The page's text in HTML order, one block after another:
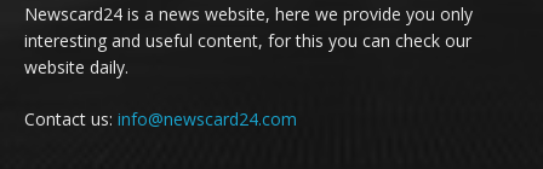
Newscard24 is a news website, here we provide you only
interesting and useful content, for this you can check our
website daily.
Contact us: info@newscard24.com